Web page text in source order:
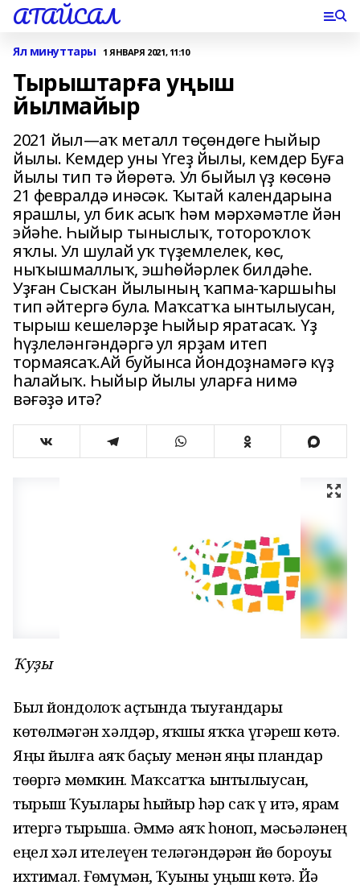
АТАЙСАЛ
Ял минуттары 1 ЯНВАРЯ 2021, 11:10
Тырыштарға уңыш
йылмайыр
2021 йыл—аҡ металл төҫөндөге Һыйыр
йылы. Кемдер уны Үгеҙ йылы, кемдер Буға
йылы тип тә йөрөтә. Ул быйыл үҙ көсөнә
21 февралдә инәсәк. Ҡытай календарына
ярашлы, ул бик асыҡ һәм мәрхәмәтле йән
эйәһе. Һыйыр тыныслыҡ, тотороҡлоҡ
яҡлы. Ул шулай уҡ түҙемлелек, көс,
ныҡышмаллыҡ, эшһөйәрлек билдәһе.
Уҙған Сысҡан йылының ҡапма-ҡаршыһы
тип әйтергә була. Маҡсатҡа ынтылыусан,
тырыш кешеләрҙе Һыйыр яратасаҡ. Үҙ
һүҙлеләнгәндәргә ул ярҙам итеп
тормаясаҡ.Ай буйынса йондоҙнамәгә күҙ
һалайыҡ. Һыйыр йылы уларға нимә
вәғәҙә итә?
Ҡуҙы
Был йондоҙлоҡ аҫтында тыуғандарҙы
көтөлмәгән хәлдәр, яҡшы яҡҡа үҙгәреш көтә.
Яңы йылға аяҡ баҫыу менән яңы пландар
төҙөргә мөмкин. Маҡсатҡа ынтылыусан,
тырыш Ҡуҙыларҙы һыйыр һәр саҡ үҙ итә, ярҙам
итергә тырыша. Әммә аяҡ һоноп, мәсьәләнең
еңел хәл ителеүен теләгәндәрҙән йөҙ бороуы
ихтимал. Ғөмүмән, Ҡуҙыны уңыш көтә. Йә